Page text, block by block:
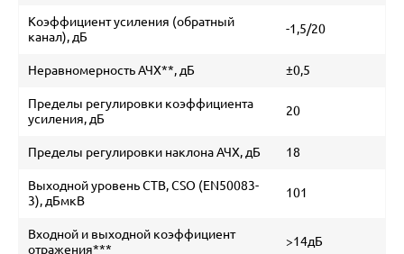
Коэффициент усиления (обратный
канал), дБ
-1,5/20
Неравномерность АЧХ**, дБ ±0,5
Пределы регулировки коэффициента
усиления, дБ
20
Пределы регулировки наклона АЧХ, дБ 18
Выходной уровень CTB, CSO (EN50083-
3), дБмкВ
101
Входной и выходной коэффициент
отражения***
>14дБ